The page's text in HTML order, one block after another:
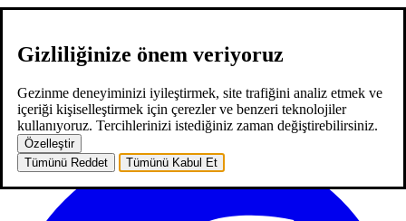
Gizliliğinize önem veriyoruz
Gezinme deneyiminizi iyileştirmek, site trafiğini analiz etmek ve
içeriği kişiselleştirmek için çerezler ve benzeri teknolojiler
kullanıyoruz. Tercihlerinizi istediğiniz zaman değiştirebilirsiniz.
Özelleştir
Tümünü Reddet
Tümünü Kabul Et
hakkımızdahizmetlerimizneler yaptıkkariyer2
EN
ana sayfahakkımızdahizmetlerimiz neler yaptıkkariyer2 blog
iletişim